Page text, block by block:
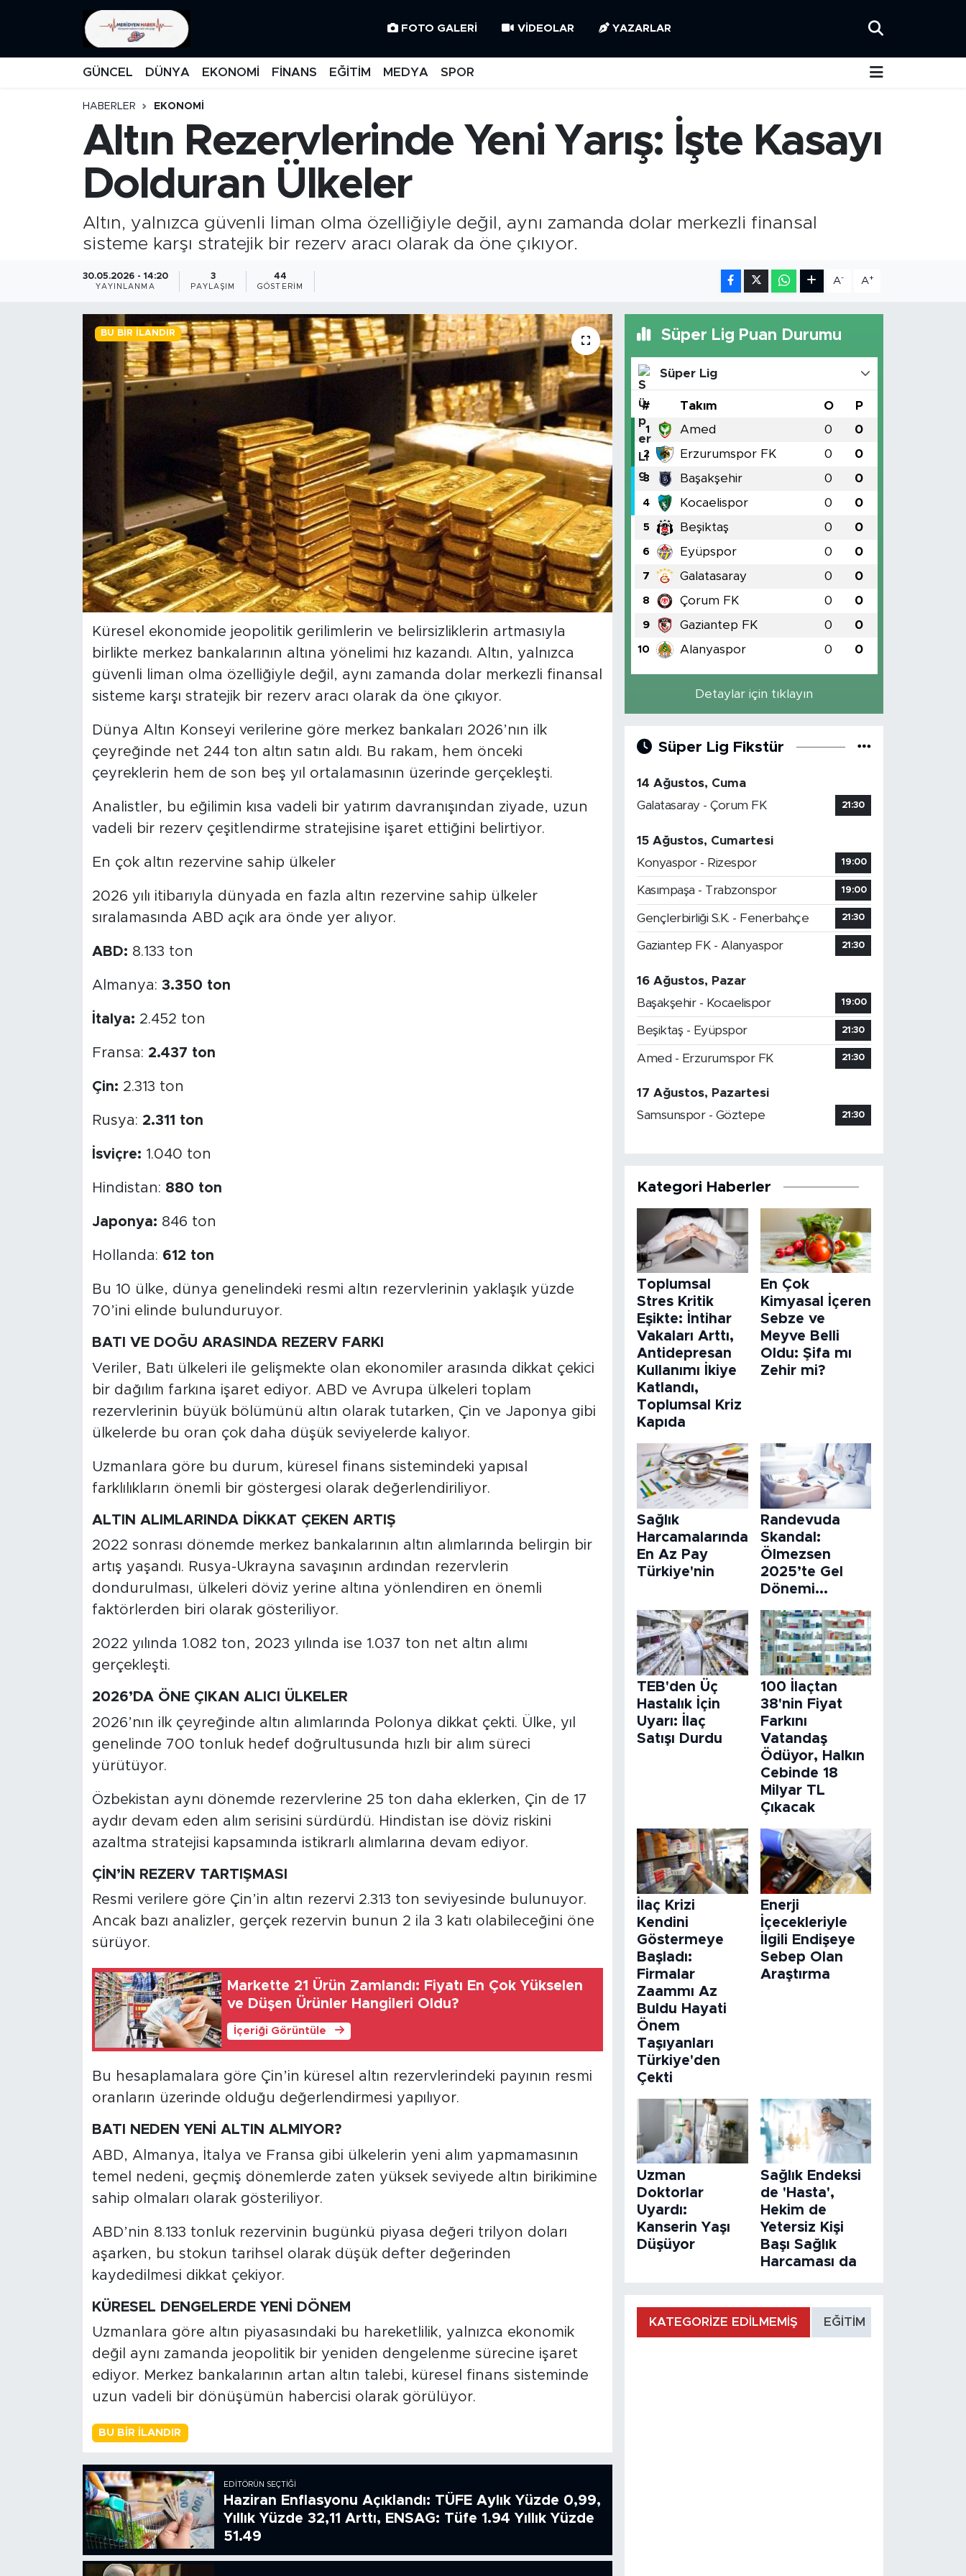
FOTO GALERI VIDEOLAR YAZARLAR
GÜNCEL DÜNYA EKONOMİ FİNANS EĞİTİM MEDYA SPOR
HABERLER EKONOMİ
Altın Rezervlerinde Yeni Yarış: İşte Kasayı
Dolduran Ülkeler
Altın, yalnızca güvenli liman olma özelliğiyle değil, aynı zamanda dolar merkezli finansal
sisteme karşı stratejik bir rezerv aracı olarak da öne çıkıyor.
30.05.2026 - 14:20
YAYINLANMA
3
PAYLAŞIM
44
GÖSTERIM
A- A+
BU BIR İLANDIR
Küresel ekonomide jeopolitik gerilimlerin ve belirsizliklerin artmasıyla
birlikte merkez bankalarının altına yönelimi hız kazandı. Altın, yalnızca
güvenli liman olma özelliğiyle değil, aynı zamanda dolar merkezli finansal
sisteme karşı stratejik bir rezerv aracı olarak da öne çıkıyor.
Dünya Altın Konseyi verilerine göre merkez bankaları 2026’nın ilk
çeyreğinde net 244 ton altın satın aldı. Bu rakam, hem önceki
çeyreklerin hem de son beş yıl ortalamasının üzerinde gerçekleşti.
Analistler, bu eğilimin kısa vadeli bir yatırım davranışından ziyade, uzun
vadeli bir rezerv çeşitlendirme stratejisine işaret ettiğini belirtiyor.
En çok altın rezervine sahip ülkeler
2026 yılı itibarıyla dünyada en fazla altın rezervine sahip ülkeler
sıralamasında ABD açık ara önde yer alıyor.
ABD: 8.133 ton
Almanya: 3.350 ton
İtalya: 2.452 ton
Fransa: 2.437 ton
Çin: 2.313 ton
Rusya: 2.311 ton
İsviçre: 1.040 ton
Hindistan: 880 ton
Japonya: 846 ton
Hollanda: 612 ton
Bu 10 ülke, dünya genelindeki resmi altın rezervlerinin yaklaşık yüzde
70’ini elinde bulunduruyor.
BATI VE DOĞU ARASINDA REZERV FARKI
Veriler, Batı ülkeleri ile gelişmekte olan ekonomiler arasında dikkat çekici
bir dağılım farkına işaret ediyor. ABD ve Avrupa ülkeleri toplam
rezervlerinin büyük bölümünü altın olarak tutarken, Çin ve Japonya gibi
ülkelerde bu oran çok daha düşük seviyelerde kalıyor.
Uzmanlara göre bu durum, küresel finans sistemindeki yapısal
farklılıkların önemli bir göstergesi olarak değerlendiriliyor.
ALTIN ALIMLARINDA DİKKAT ÇEKEN ARTIŞ
2022 sonrası dönemde merkez bankalarının altın alımlarında belirgin bir
artış yaşandı. Rusya-Ukrayna savaşının ardından rezervlerin
dondurulması, ülkeleri döviz yerine altına yönlendiren en önemli
faktörlerden biri olarak gösteriliyor.
2022 yılında 1.082 ton, 2023 yılında ise 1.037 ton net altın alımı
gerçekleşti.
2026’DA ÖNE ÇIKAN ALICI ÜLKELER
2026’nın ilk çeyreğinde altın alımlarında Polonya dikkat çekti. Ülke, yıl
genelinde 700 tonluk hedef doğrultusunda hızlı bir alım süreci
yürütüyor.
Özbekistan aynı dönemde rezervlerine 25 ton daha eklerken, Çin de 17
aydır devam eden alım serisini sürdürdü. Hindistan ise döviz riskini
azaltma stratejisi kapsamında istikrarlı alımlarına devam ediyor.
ÇİN’İN REZERV TARTIŞMASI
Resmi verilere göre Çin’in altın rezervi 2.313 ton seviyesinde bulunuyor.
Ancak bazı analizler, gerçek rezervin bunun 2 ila 3 katı olabileceğini öne
sürüyor.
Markette 21 Ürün Zamlandı: Fiyatı En Çok Yükselen
ve Düşen Ürünler Hangileri Oldu?
İçeriği Görüntüle
Bu hesaplamalara göre Çin’in küresel altın rezervlerindeki payının resmi
oranların üzerinde olduğu değerlendirmesi yapılıyor.
BATI NEDEN YENİ ALTIN ALMIYOR?
ABD, Almanya, İtalya ve Fransa gibi ülkelerin yeni alım yapmamasının
temel nedeni, geçmiş dönemlerde zaten yüksek seviyede altın birikimine
sahip olmaları olarak gösteriliyor.
ABD’nin 8.133 tonluk rezervinin bugünkü piyasa değeri trilyon doları
aşarken, bu stokun tarihsel olarak düşük defter değerinden
kaydedilmesi dikkat çekiyor.
KÜRESEL DENGELERDE YENİ DÖNEM
Uzmanlara göre altın piyasasındaki bu hareketlilik, yalnızca ekonomik
değil aynı zamanda jeopolitik bir yeniden dengelenme sürecine işaret
ediyor. Merkez bankalarının artan altın talebi, küresel finans sisteminde
uzun vadeli bir dönüşümün habercisi olarak görülüyor.
BU BIR İLANDIR
EDITÖRÜN SEÇTIĞI
Haziran Enflasyonu Açıklandı: TÜFE Aylık Yüzde 0,99,
Yıllık Yüzde 32,11 Arttı, ENSAG: Tüfe 1.94 Yıllık Yüzde
51.49
Süper Lig Puan Durumu
Süper Lig
# Takım O P
1 Amed 0 0
2 Erzurumspor FK 0 0
3 Başakşehir 0 0
4 Kocaelispor 0 0
5 Beşiktaş 0 0
6 Eyüpspor 0 0
7 Galatasaray 0 0
8 Çorum FK 0 0
9 Gaziantep FK 0 0
10 Alanyaspor 0 0
Detaylar için tıklayın
Süper Lig Fikstür
14 Ağustos, Cuma
Galatasaray - Çorum FK
21:30
15 Ağustos, Cumartesi
Konyaspor - Rizespor
19:00
Kasımpaşa - Trabzonspor 19:00
Gençlerbirliği S.K. - Fenerbahçe 21:30
Gaziantep FK - Alanyaspor 21:30
16 Ağustos, Pazar
Başakşehir - Kocaelispor
19:00
Beşiktaş - Eyüpspor 21:30
Amed - Erzurumspor FK 21:30
17 Ağustos, Pazartesi
Samsunspor - Göztepe
21:30
Kategori Haberler
Toplumsal
Stres Kritik
Eşikte: İntihar
Vakaları Arttı,
Antidepresan
Kullanımı İkiye
Katlandı,
Toplumsal Kriz
Kapıda
En Çok
Kimyasal İçeren
Sebze ve
Meyve Belli
Oldu: Şifa mı
Zehir mi?
Sağlık
Harcamalarında
En Az Pay
Türkiye'nin
Randevuda
Skandal:
Ölmezsen
2025’te Gel
Dönemi...
TEB'den Üç
Hastalık İçin
Uyarı: İlaç
Satışı Durdu
100 İlaçtan
38'nin Fiyat
Farkını
Vatandaş
Ödüyor, Halkın
Cebinde 18
Milyar TL
Çıkacak
İlaç Krizi
Kendini
Göstermeye
Başladı:
Firmalar
Zaammı Az
Buldu Hayati
Önem
Taşıyanları
Türkiye'den
Çekti
Enerji
İçecekleriyle
İlgili Endişeye
Sebep Olan
Araştırma
Uzman
Doktorlar
Uyardı:
Kanserin Yaşı
Düşüyor
Sağlık Endeksi
de 'Hasta',
Hekim de
Yetersiz Kişi
Başı Sağlık
Harcaması da
KATEGORİZE EDİLMEMİŞ EĞİTİM
MANŞET
FİNANS
DÜNYA
GÜNCEL
BİLİM-TEKNOLOJİ
RÖPÖRTAJ
YAZARLAR
POLİTİKA
FOTO GALERİ
ALINTI YAZARLAR
SOSYAL MEDYA
İstanbul Namaz Vakitleri
Süper Lig Puan Durumu ve Fikstür
Tüm Manşetler
Son Dakika Haberleri